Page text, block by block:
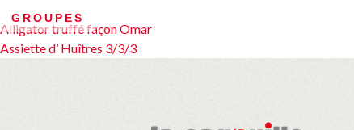
GROUPES
Navigation
Alligator truffé façon Omar
Assiette d’ Huîtres 3/3/3